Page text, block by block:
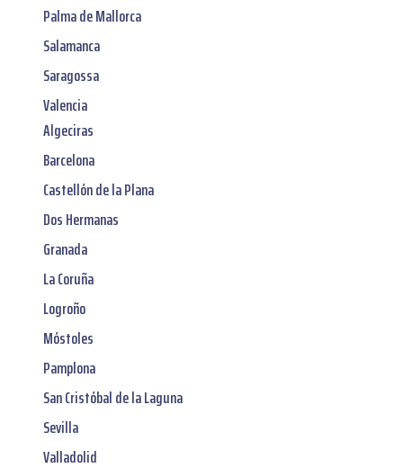
Palma de Mallorca
Salamanca
Saragossa
Valencia
Algeciras
Barcelona
Castellón de la Plana
Dos Hermanas
Granada
La Coruña
Logroño
Móstoles
Pamplona
San Cristóbal de la Laguna
Sevilla
Valladolid